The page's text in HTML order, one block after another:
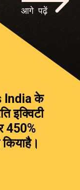
India के
इक्विटी
450%
आगे पढ़ें